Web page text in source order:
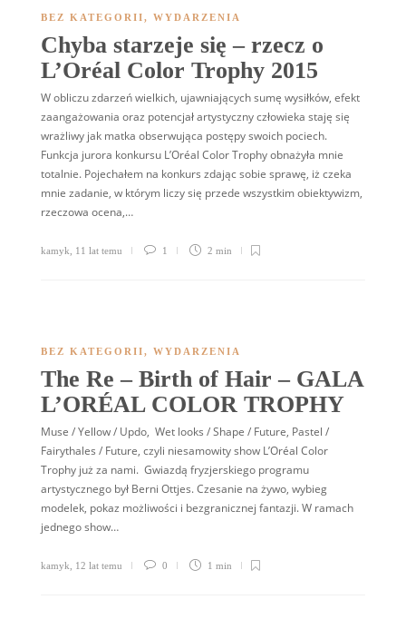
BEZ KATEGORII, WYDARZENIA
Chyba starzeje się – rzecz o
L’Oréal Color Trophy 2015
W obliczu zdarzeń wielkich, ujawniających sumę wysiłków, efekt
zaangażowania oraz potencjał artystyczny człowieka staję się
wrażliwy jak matka obserwująca postępy swoich pociech.
Funkcja jurora konkursu L’Oréal Color Trophy obnażyła mnie
totalnie. Pojechałem na konkurs zdając sobie sprawę, iż czeka
mnie zadanie, w którym liczy się przede wszystkim obiektywizm,
rzeczowa ocena,…
kamyk 11 lat temu 1 2 min
BEZ KATEGORII, WYDARZENIA
The Re – Birth of Hair – GALA
L’ORÉAL COLOR TROPHY
Muse / Yellow / Updo, Wet looks / Shape / Future, Pastel /
Fairythales / Future, czyli niesamowity show L’Oréal Color
Trophy już za nami. Gwiazdą fryzjerskiego programu
artystycznego był Berni Ottjes. Czesanie na żywo, wybieg
modelek, pokaz możliwości i bezgranicznej fantazji. W ramach
jednego show…
kamyk 12 lat temu 0 1 min